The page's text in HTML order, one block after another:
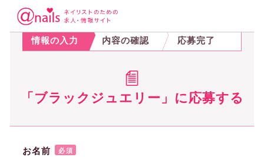
情報の入力 内容の確認 応募完了
「ブラックジュエリー」に応募する
お名前 必須